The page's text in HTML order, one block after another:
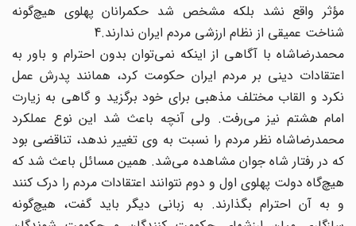
مؤثر واقع نشد بلکه مشخص شد حکمرانان پهلوی هیچ‌گونه
شناخت عمیقی از نظام ارزشی مردم ایران ندارند.4
محمدرضاشاه با آگاهی از اینکه نمی‌توان بدون احترام و باور به
اعتقادات دینی بر مردم ایران حکومت کرد، همانند پدرش عمل
نکرد و القاب مختلف مذهبی برای خود برگزید و گاهی به زیارت
امام هشتم نیز می‌رفت. ولی آنچه باعث شد این نوع عملکرد
محمدرضاشاه نظر مردم را نسبت به وی تغییر ندهد، تناقضی بود
که در رفتار شاه جوان مشاهده می‌شد. همین مسائل باعث شد که
هیچ‌گاه دولت پهلوی اول و دوم نتوانند اعتقادات مردم را درک کنند
و به آن احترام بگذارند. به زبانی دیگر باید گفت، هیچ‌گونه